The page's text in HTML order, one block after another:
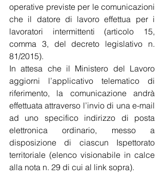
operative previste per le comunicazioni
che il datore di lavoro effettua per i
lavoratori intermittenti (articolo 15,
comma 3, del decreto legislativo n.
81/2015).
In attesa che il Ministero del Lavoro
aggiorni l’applicativo telematico di
riferimento, la comunicazione andrà
effettuata attraverso l’invio di una e-mail
ad uno specifico indirizzo di posta
elettronica ordinario, messo a
disposizione di ciascun Ispettorato
territoriale (elenco visionabile in calce
alla nota n. 29 di cui al link sopra).